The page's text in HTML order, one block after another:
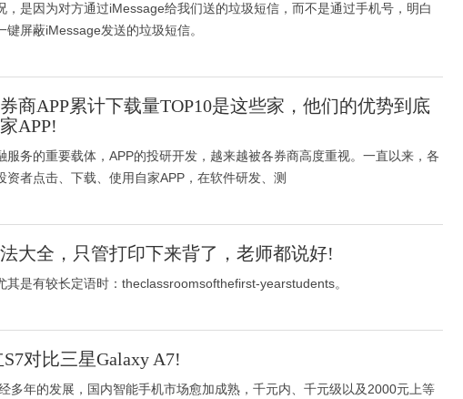
，是因为对方通过iMessage给我们送的垃圾短信，而不是通过手机号，明白
屏蔽iMessage发送的垃圾短信。
商APP累计下载量TOP10是这些家，他们的优势到底
APP!
服务的重要载体，APP的投研开发，越来越被各券商高度重视。一直以来，各
资者点击、下载、使用自家APP，在软件研发、测
大全，只管打印下来背了，老师都说好!
其是有较长定语时：theclassroomsofthefirst-yearstudents。
对比三星Galaxy A7!
多年的发展，国内智能手机市场愈加成熟，千元内、千元级以及2000元上等